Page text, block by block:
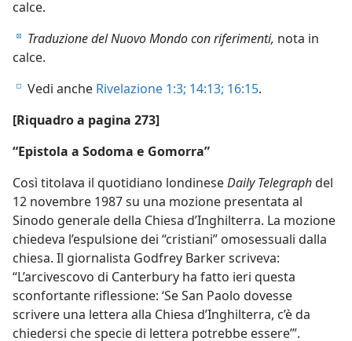
calce.
d Traduzione del Nuovo Mondo con riferimenti, nota in
calce.
e Vedi anche Rivelazione 1:3; 14:13; 16:15.
[Riquadro a pagina 273]
“Epistola a Sodoma e Gomorra”
Così titolava il quotidiano londineseDaily Telegraphdel
12 novembre 1987 su una mozione presentata al
Sinodo generale della Chiesa d’Inghilterra. La mozione
chiedeva l’espulsione dei “cristiani” omosessuali dalla
chiesa. Il giornalista Godfrey Barker scriveva:
“L’arcivescovo di Canterbury ha fatto ieri questa
sconfortante riflessione: ‘Se San Paolo dovesse
scrivere una lettera alla Chiesa d’Inghilterra, c’è da
chiedersi che specie di lettera potrebbe essere’”.